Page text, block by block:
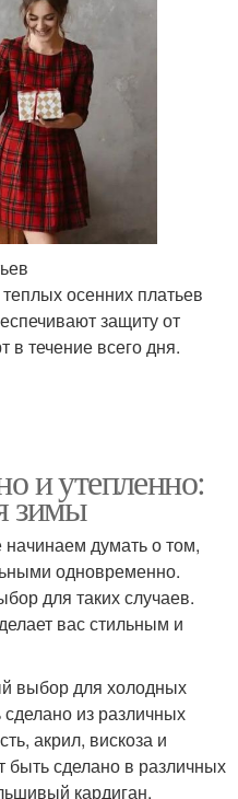
осенних платьев
защиту от
течение всего дня.
и утепленно:
зимы
думать о том,
одновременно.
для таких случаев.
вас стильным и
выбор для холодных
из различных
акрил, вискоза и
быть сделано в различных
кардиган,